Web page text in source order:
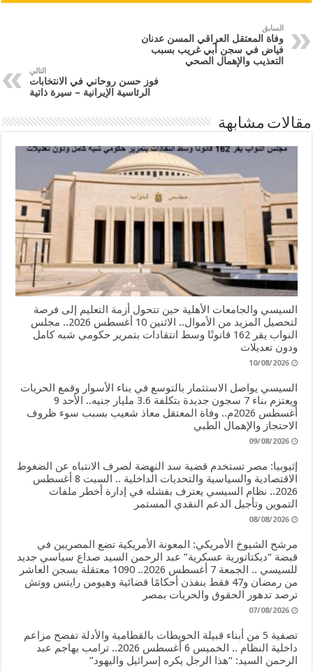
السابق
وفاة المعتقل العراقي المسن عدنان
فياض في سجن أبي غريب بسبب
التعذيب والإهمال الصحي
التالي
فوز حسن روحاني في الانتخابات
الرئاسية الإيرانية – سيرة ذاتية
مقالات مشابهة
السيسي والجامعات الأهلية حين تتحول أزمة التعليم إلى فرصة
لتحصيل المزيد من الأموال.. الاثنين 10 أغسطس 2026.. مجلس
النواب يقر 162 قانونًا وسط انتقادات بتمرير حكومي شبه كامل
ودون تعديلات
10/08/2026
السيسي يواصل الاستثمار بالتوسع في بناء الأسوار وقمع الحريات
ويعتزم بناء 7 سجون جديدة بتكلفة 3.6 مليار جنيه.. الأحد 9
أغسطس 2026م.. وفاة المعتقل معاذ شعيب بسبب سوء ظروف
الاحتجاز والإهمال الطبي
09/08/2026
إثيوبيا: مصر تستخدم قضية سد النهضة لصرف الانتباه عن الضغوط
الاقتصادية والسياسية والتحديات الداخلية .. السبت 8 أغسطس
2026.. نظام السيسي يعترف بفشله في إدارة أخطر ملفات
التموين وتأجيل الدعم النقدي المستمر
08/08/2026
مرشح الشيوخ الأمريكي: المعونة الأمريكية تضع المصريين في
قبضة “ديكتاتورية عسكرية” عبد الرحمن السيد صداع سياسي جديد
للسيسي .. الجمعة 7 أغسطس 2026.. 1090 معتقلة بسجن العاشر
من رمضان و47 فقط ينفذن أحكامًا قضائية وهيومن رايتس ووتش
ترصد تدهور الحقوق والحريات بمصر
07/08/2026
تصفية 5 من أبناء قبيلة الحويطات بالقطامية والأدلة تفضح مزاعم
داخلية النظام .. الخميس 6 أغسطس 2026.. ترامب يهاجم عبد
الرحمن السيد: “هذا الرجل يكره إسرائيل واليهود”